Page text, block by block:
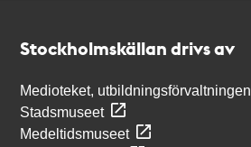
Stockholmskällan drivs av
Medioteket, utbildningsförvaltningen
Stadsmuseet
Medeltidsmuseet